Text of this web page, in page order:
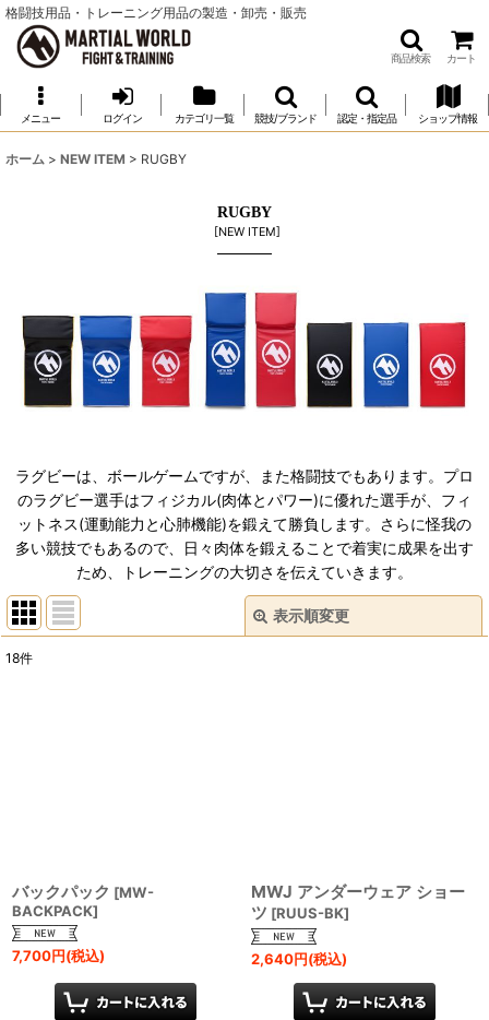
格闘技用品・トレーニング用品の製造・卸売・販売
商品検索 カート
メニュー ログイン カテゴリ一覧 競技/ブランド 認定・指定品 ショップ情報
ホーム > NEW ITEM > RUGBY
RUGBY
[NEW ITEM]
ラグビーは、ボールゲームですが、また格闘技でもあります。プロ
のラグビー選手はフィジカル(肉体とパワー)に優れた選手が、フィ
ットネス(運動能力と心肺機能)を鍛えて勝負します。さらに怪我の
多い競技でもあるので、日々肉体を鍛えることで着実に成果を出す
ため、トレーニングの大切さを伝えていきます。
表示順変更
18件
バックパック [MW-
BACKPACK]
7,700円(税込)
MWJ アンダーウェア ショー
ツ [RUUS-BK]
2,640円(税込)